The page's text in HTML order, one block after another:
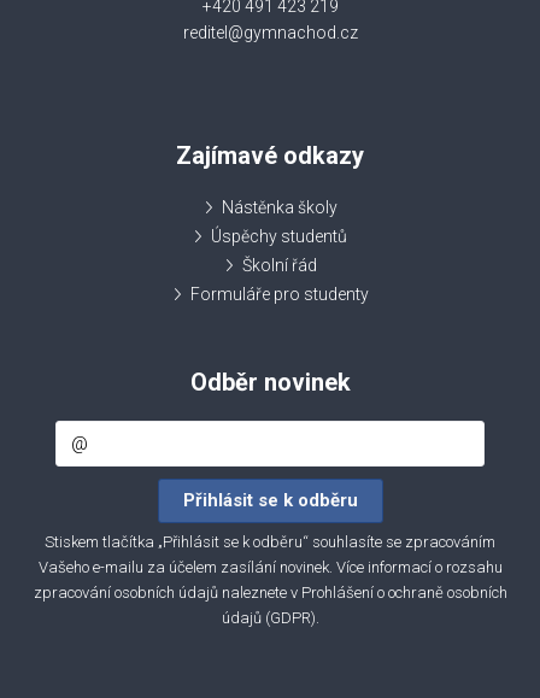
+420 491 423 219
reditel@gymnachod.cz
Zajímavé odkazy
Nástěnka školy
Úspěchy studentů
Školní řád
Formuláře pro studenty
Odběr novinek
Stiskem tlačítka „Přihlásit se k odběru“ souhlasíte se zpracováním
Vašeho e-mailu za účelem zasílání novinek. Více informací o rozsahu
zpracování osobních údajů naleznete v Prohlášení o ochraně osobních
údajů (GDPR).